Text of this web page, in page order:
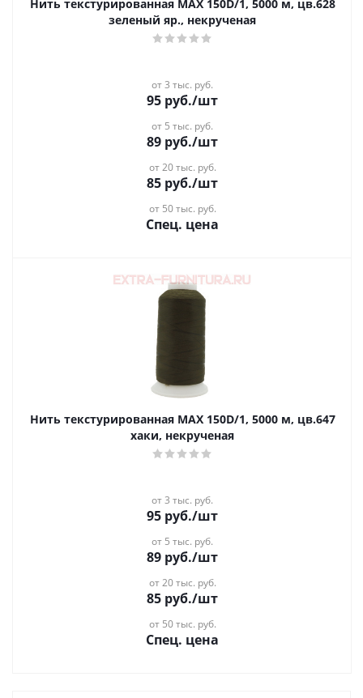
Нить текстурированная MAX 150D/1, 5000 м, цв.628
зеленый яр., некрученая
от 3 тыс. руб.
95 руб./шт
от 5 тыс. руб.
89 руб./шт
от 20 тыс. руб.
85 руб./шт
от 50 тыс. руб.
Спец. цена
Нить текстурированная MAX 150D/1, 5000 м, цв.647
хаки, некрученая
от 3 тыс. руб.
95 руб./шт
от 5 тыс. руб.
89 руб./шт
от 20 тыс. руб.
85 руб./шт
от 50 тыс. руб.
Спец. цена